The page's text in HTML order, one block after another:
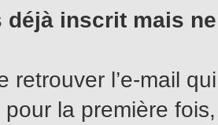
déjà inscrit mais
retrouver l’e-mail
la première